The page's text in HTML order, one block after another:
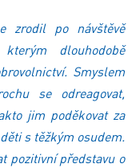
zrodil po návštěvě
dlouhodobě
Smyslem
se odreagovat,
jim poděkovat za
s těžkým osudem.
pozitivní představu o